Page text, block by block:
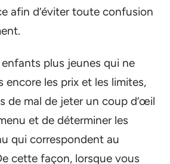
afin d’éviter toute confusion
plus jeunes qui ne
encore les prix et les limites,
de mal de jeter un coup d’œil
et de déterminer les
qui correspondent au
cette façon, lorsque vous